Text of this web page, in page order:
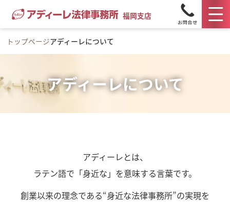
福岡支店
トップページアディーレについて
アディーレについて
アディーレとは、
ラテン語で「身近な」を意味する言葉です。
創業以来の理念である“身近な法律事務所”の実現を